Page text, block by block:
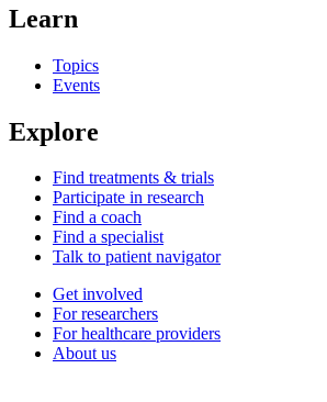
Learn
Topics
Events
Explore
Find treatments & trials
Participate in research
Find a coach
Find a specialist
Talk to patient navigator
Get involved
For researchers
For healthcare providers
About us